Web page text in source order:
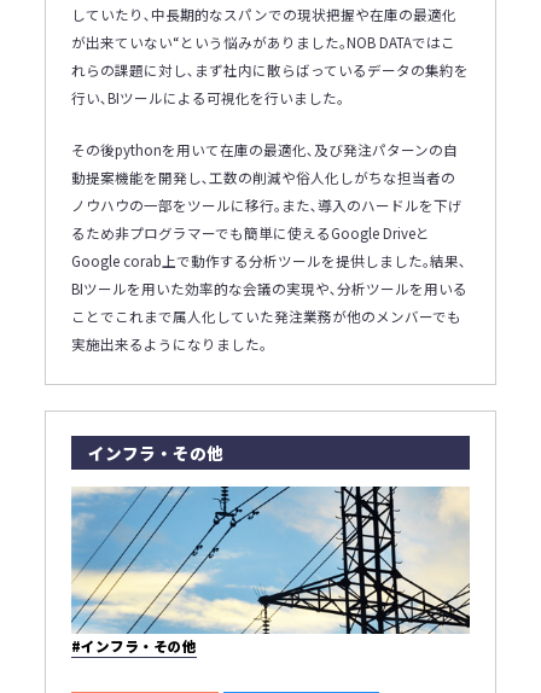
していたり､中長期的なスパンでの現状把握や在庫の最適化
が出来ていない“という悩みがありました｡NOB DATAではこ
れらの課題に対し､まず社内に散らばっているデータの集約を
行い､BIツールによる可視化を行いました｡
その後pythonを用いて在庫の最適化､及び発注パターンの自
動提案機能を開発し､工数の削減や俗人化しがちな担当者の
ノウハウの一部をツールに移行｡また､導入のハードルを下げ
るため非プログラマーでも簡単に使えるGoogle Driveと
Google corab上で動作する分析ツールを提供しました｡結果､
BIツールを用いた効率的な会議の実現や､分析ツールを用いる
ことでこれまで属人化していた発注業務が他のメンバーでも
実施出来るようになりました｡
インフラ・その他
#インフラ・その他